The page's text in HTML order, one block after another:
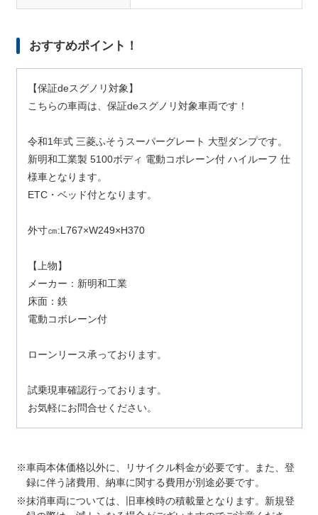
おすすめポイント！
【保証deスグノリ対象】
こちらの車両は、保証deスグノリ対象車両です！
令和1年式 三菱ふそうスーパーグレート 大型ダンプです。
新明和工業製 5100ボディ 電動コボレーン付 ハイルーフ 仕
様車となります。
ETC・ベッド付となります。
外寸㎝:L767×W249×H370
【上物】
メーカー：新明和工業
床面：鉄
電動コボレーン付
ローンリース承っております。
試乗現車確認行っております。
お気軽にお問合せください。
車両本体価格以外に、リサイクル料金が必要です。また、登
録に伴う諸費用、納車に関する費用が別途必要です。
抹消車両については、旧車検時の積載量となります。新規登